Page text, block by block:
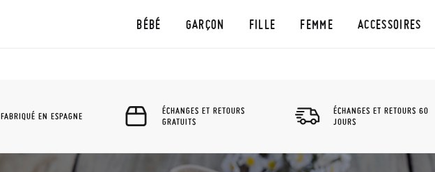
BÉBÉ GARÇON FILLE FEMME ACCESSOIRES
FABRIQUÉ EN ESPAGNE
ÉCHANGES ET RETOURS
GRATUITS
ÉCHANGES ET RETOURS 60
JOURS